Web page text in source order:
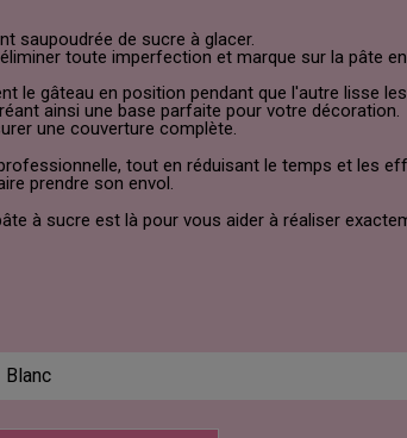
saupoudrée de sucre à glacer.
toute imperfection et marque sur la pâte
le gâteau en position pendant que l'autre lisse
ainsi une base parfaite pour votre décoration.
une couverture complète.
tout en réduisant le temps et les
prendre son envol.
à sucre est là pour vous aider à réaliser
Blanc